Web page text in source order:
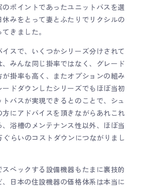
ポイントであったユニットバスを選
みをとって妻とふたりでリクシルの
きました。
スで、いくつかシリーズ分けされて
みんな同じ掛率ではなく、グレード
掛率も高く、またオプションの組み
ドダウンしたシリーズでもほぼ当初
バスが実現できるとのことで、シュ
にアドバイスを頂きながらあれこれ
浴槽のメンテナンス性以外、ほぼ当
らいのコストダウンにつながりまし
ペックする設備機器もたまに裏技的
日本の住設機器の価格体系は本当に